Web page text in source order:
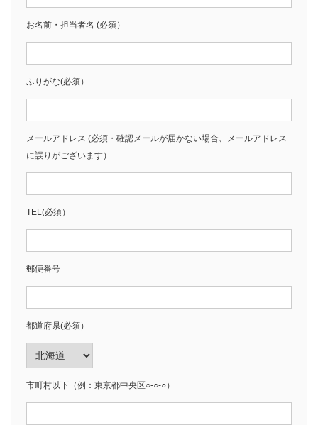
お名前・担当者名 (必須）
ふりがな(必須）
メールアドレス (必須・確認メールが届かない場合、メールアドレス
に誤りがございます）
TEL(必須）
郵便番号
都道府県(必須）
市町村以下（例：東京都中央区○-○-○）